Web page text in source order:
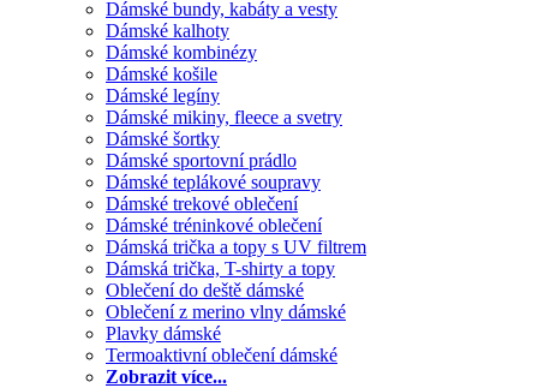
Dámské bundy, kabáty a vesty
Dámské kalhoty
Dámské kombinézy
Dámské košile
Dámské legíny
Dámské mikiny, fleece a svetry
Dámské šortky
Dámské sportovní prádlo
Dámské teplákové soupravy
Dámské trekové oblečení
Dámské tréninkové oblečení
Dámská trička a topy s UV filtrem
Dámská trička, T-shirty a topy
Oblečení do deště dámské
Oblečení z merino vlny dámské
Plavky dámské
Termoaktivní oblečení dámské
Zobrazit více...